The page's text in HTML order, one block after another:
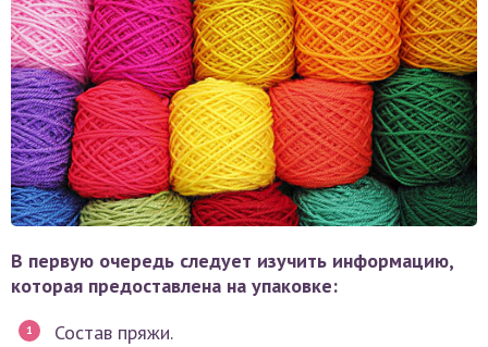
В первую очередь следует изучить информацию,
которая предоставлена на упаковке:
Состав пряжи.